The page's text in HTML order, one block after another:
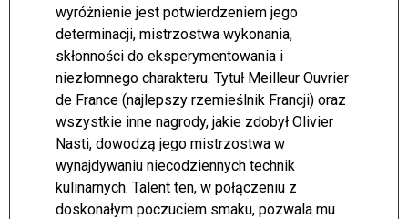
wyróżnienie jest potwierdzeniem jego
determinacji, mistrzostwa wykonania,
skłonności do eksperymentowania i
niezłomnego charakteru. Tytuł Meilleur Ouvrier
de France (najlepszy rzemieślnik Francji) oraz
wszystkie inne nagrody, jakie zdobył Olivier
Nasti, dowodzą jego mistrzostwa w
wynajdywaniu niecodziennych technik
kulinarnych. Talent ten, w połączeniu z
doskonałym poczuciem smaku, pozwala mu